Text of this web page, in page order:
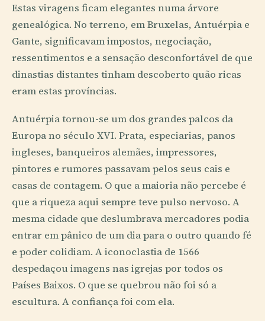
Estas viragens ficam elegantes numa árvore
genealógica. No terreno, em Bruxelas, Antuérpia e
Gante, significavam impostos, negociação,
ressentimentos e a sensação desconfortável de que
dinastias distantes tinham descoberto quão ricas
eram estas províncias.
Antuérpia tornou-se um dos grandes palcos da
Europa no século XVI. Prata, especiarias, panos
ingleses, banqueiros alemães, impressores,
pintores e rumores passavam pelos seus cais e
casas de contagem. O que a maioria não percebe é
que a riqueza aqui sempre teve pulso nervoso. A
mesma cidade que deslumbrava mercadores podia
entrar em pânico de um dia para o outro quando fé
e poder colidiam. A iconoclastia de 1566
despedaçou imagens nas igrejas por todos os
Países Baixos. O que se quebrou não foi só a
escultura. A confiança foi com ela.